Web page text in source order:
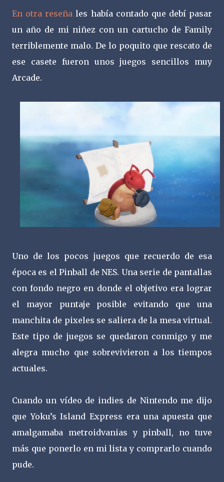
En otra reseña les había contado que debí pasar
un año de mi niñez con un cartucho de Family
terriblemente malo. De lo poquito que rescato de
ese casete fueron unos juegos sencillos muy
Arcade.
Uno de los pocos juegos que recuerdo de esa
época es el Pinball de NES. Una serie de pantallas
con fondo negro en donde el objetivo era lograr
el mayor puntaje posible evitando que una
manchita de pixeles se saliera de la mesa virtual.
Este tipo de juegos se quedaron conmigo y me
alegra mucho que sobrevivieron a los tiempos
actuales.
Cuando un vídeo de indies de Nintendo me dijo
que Yoku’s Island Express era una apuesta que
amalgamaba metroidvanias y pinball, no tuve
más que ponerlo en mi lista y comprarlo cuando
pude.